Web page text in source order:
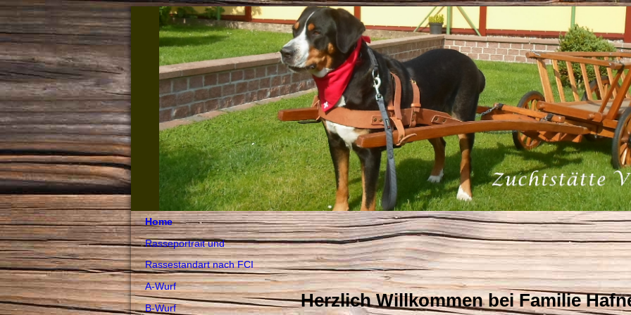
Home
Rasseportrait und
Rassestandart nach FCI
A-Wurf
B-Wurf
Herzlich Willkommen bei Familie